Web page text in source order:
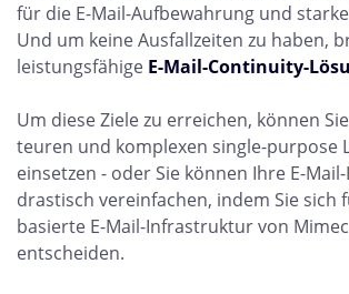
für die E-Mail-Aufbewahrung und
Und um keine Ausfallzeiten zu haben,
leistungsfähige E-Mail-Continuity-
Um diese Ziele zu erreichen, können
teuren und komplexen single-purpose
einsetzen - oder Sie können Ihre E-
drastisch vereinfachen, indem Sie sich
basierte E-Mail-Infrastruktur von
entscheiden.